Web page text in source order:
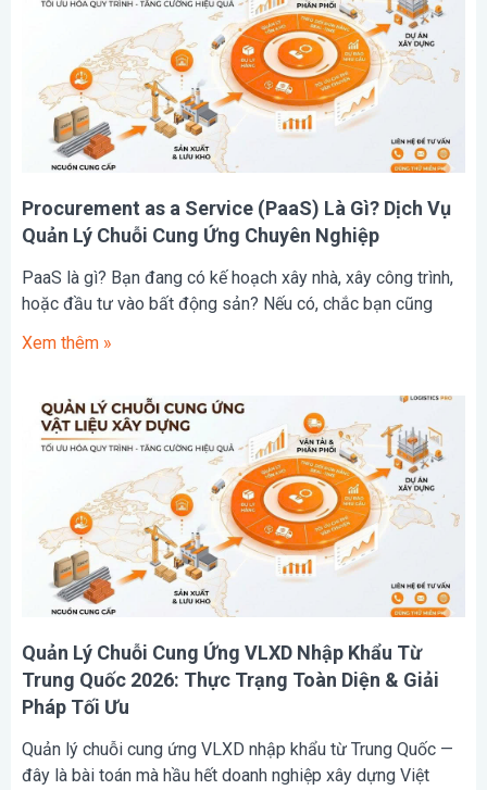
Procurement as a Service (PaaS) Là Gì? Dịch Vụ
Quản Lý Chuỗi Cung Ứng Chuyên Nghiệp
PaaS là gì? Bạn đang có kế hoạch xây nhà, xây công trình,
hoặc đầu tư vào bất động sản? Nếu có, chắc bạn cũng
Xem thêm »
Quản Lý Chuỗi Cung Ứng VLXD Nhập Khẩu Từ
Trung Quốc 2026: Thực Trạng Toàn Diện & Giải
Pháp Tối Ưu
Quản lý chuỗi cung ứng VLXD nhập khẩu từ Trung Quốc —
đây là bài toán mà hầu hết doanh nghiệp xây dựng Việt